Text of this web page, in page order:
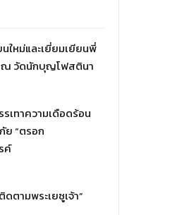
นใหม่และเยี่ยมเยียนพี่
วัดนักบุญโฟสตินา
เทาความเดือดร้อน
“ตรอก
ค์
ดตามพระเยซูเจ้า”